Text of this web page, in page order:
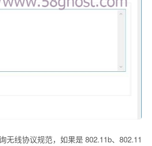
无线协议规范，如果是 802.11b、802.11